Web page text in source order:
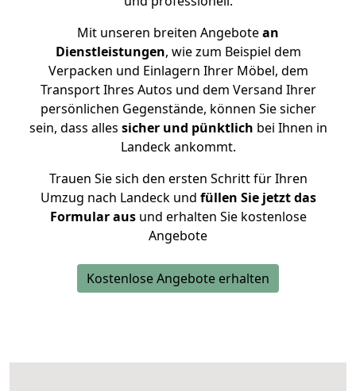
Mit unseren breiten Angebotean
Dienstleistungen, wie zum Beispiel dem
Verpacken und Einlagern Ihrer Möbel, dem
Transport Ihres Autos und dem Versand Ihrer
persönlichen Gegenstände, können Sie sicher
sein, dass alles sicher und pünktlich bei Ihnen in
Landeck ankommt.
Trauen Sie sich den ersten Schritt für Ihren
Umzug nach Landeck und füllen Sie jetzt das
Formular ausund erhalten Sie kostenlose
Angebote
Kostenlose Angebote erhalten